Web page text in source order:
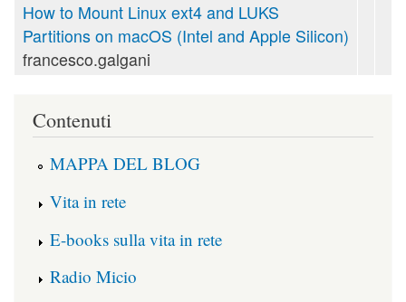
How to Mount Linux ext4 and LUKS
Partitions on macOS (Intel and Apple Silicon)
francesco.galgani
Contenuti
MAPPA DEL BLOG
Vita in rete
E-books sulla vita in rete
Radio Micio